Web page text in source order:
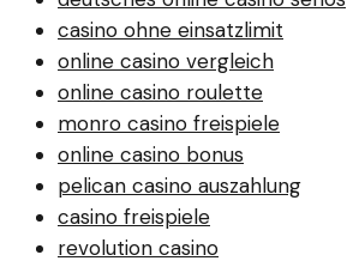
casino ohne einsatzlimit
online casino vergleich
online casino roulette
monro casino freispiele
online casino bonus
pelican casino auszahlung
casino freispiele
revolution casino